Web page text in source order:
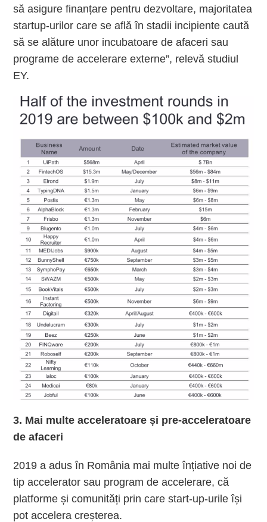
să asigure finanțare pentru dezvoltare, majoritatea
startup-urilor care se află în stadii incipiente caută
să se alăture unor incubatoare de afaceri sau
programe de accelerare externe”, relevă studiul
EY.
3. Mai multe acceleratoare și pre-acceleratoare
de afaceri
2019 a adus în România mai multe înțiative noi de
tip accelerator sau program de accelerare, că
platforme și comunități prin care start-up-urile își
pot accelera creșterea.